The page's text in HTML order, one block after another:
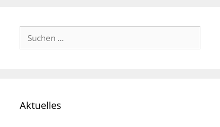
Suchen
nach:
Aktuelles